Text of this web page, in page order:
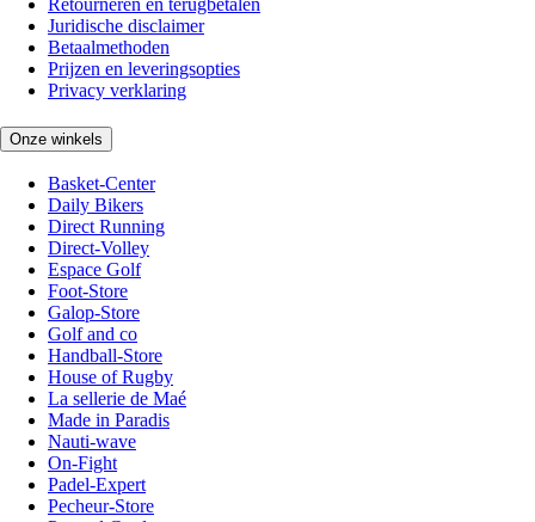
Retourneren en terugbetalen
Juridische disclaimer
Betaalmethoden
Prijzen en leveringsopties
Privacy verklaring
Onze winkels
Basket-Center
Daily Bikers
Direct Running
Direct-Volley
Espace Golf
Foot-Store
Galop-Store
Golf and co
Handball-Store
House of Rugby
La sellerie de Maé
Made in Paradis
Nauti-wave
On-Fight
Padel-Expert
Pecheur-Store